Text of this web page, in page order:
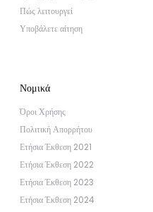
Πώς λειτουργεί
Υποβάλετε αίτηση
Νομικά
Όροι Χρήσης
Πολιτική Απορρήτου
Ετήσια Έκθεση 2021
Ετήσια Έκθεση 2022
Ετήσια Έκθεση 2023
Ετήσια Έκθεση 2024